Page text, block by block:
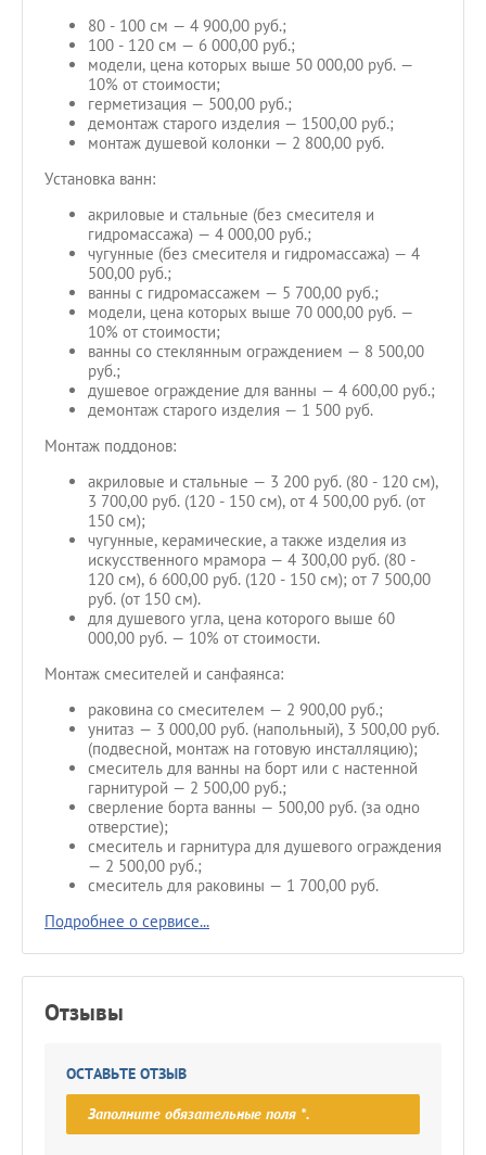
80 - 100 см — 4 900,00 руб.;
100 - 120 см — 6 000,00 руб.;
модели, цена которых выше 50 000,00 руб. —
10% от стоимости;
герметизация — 500,00 руб.;
демонтаж старого изделия — 1500,00 руб.;
монтаж душевой колонки — 2 800,00 руб.
Установка ванн:
акриловые и стальные (без смесителя и
гидромассажа) — 4 000,00 руб.;
чугунные (без смесителя и гидромассажа) — 4
500,00 руб.;
ванны с гидромассажем — 5 700,00 руб.;
модели, цена которых выше 70 000,00 руб. —
10% от стоимости;
ванны со стеклянным ограждением — 8 500,00
руб.;
душевое ограждение для ванны — 4 600,00 руб.;
демонтаж старого изделия — 1 500 руб.
Монтаж поддонов:
акриловые и стальные — 3 200 руб. (80 - 120 см),
3 700,00 руб. (120 - 150 см), от 4 500,00 руб. (от
150 см);
чугунные, керамические, а также изделия из
искусственного мрамора — 4 300,00 руб. (80 -
120 см), 6 600,00 руб. (120 - 150 см); от 7 500,00
руб. (от 150 см).
для душевого угла, цена которого выше 60
000,00 руб. — 10% от стоимости.
Монтаж смесителей и санфаянса:
раковина со смесителем — 2 900,00 руб.;
унитаз — 3 000,00 руб. (напольный), 3 500,00 руб.
(подвесной, монтаж на готовую инсталляцию);
смеситель для ванны на борт или с настенной
гарнитурой — 2 500,00 руб.;
сверление борта ванны — 500,00 руб. (за одно
отверстие);
смеситель и гарнитура для душевого ограждения
— 2 500,00 руб.;
смеситель для раковины — 1 700,00 руб.
Подробнее о сервисе...
Отзывы
ОСТАВЬТЕ ОТЗЫВ
Заполните обязательные поля *.